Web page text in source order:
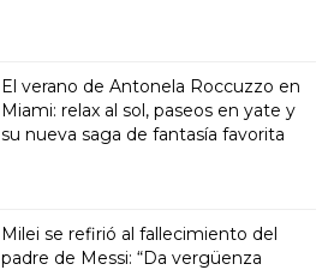
El verano de Antonela Roccuzzo en
Miami: relax al sol, paseos en yate y
su nueva saga de fantasía favorita
Milei se refirió al fallecimiento del
padre de Messi: “Da vergüenza